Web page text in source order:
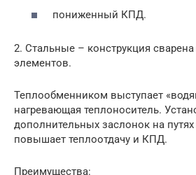
пониженный КПД.
2. Стальные – конструкция
элементов.
Теплообменником выступает
нагревающая теплоноситель.
дополнительных заслонок на
повышает теплоотдачу и КПД.
Преимущества: